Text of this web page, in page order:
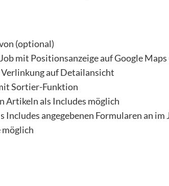
(optional)
mit Positionsanzeige auf Google
auf Detailansicht
Sortier-Funktion
Artikeln als Includes möglich
Includes angegebenen Formularen an
möglich